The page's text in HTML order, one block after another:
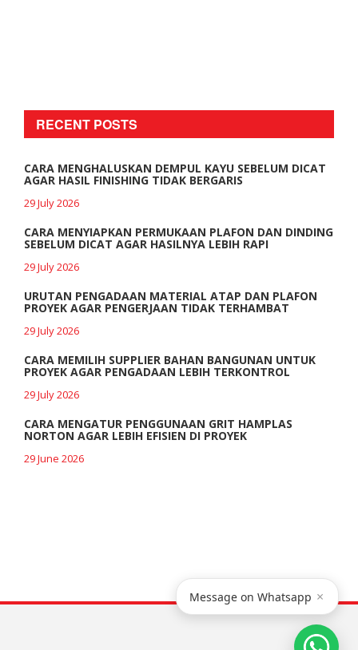
RECENT POSTS
CARA MENGHALUSKAN DEMPUL KAYU SEBELUM DICAT
AGAR HASIL FINISHING TIDAK BERGARIS
29 July 2026
CARA MENYIAPKAN PERMUKAAN PLAFON DAN DINDING
SEBELUM DICAT AGAR HASILNYA LEBIH RAPI
29 July 2026
URUTAN PENGADAAN MATERIAL ATAP DAN PLAFON
PROYEK AGAR PENGERJAAN TIDAK TERHAMBAT
29 July 2026
CARA MEMILIH SUPPLIER BAHAN BANGUNAN UNTUK
PROYEK AGAR PENGADAAN LEBIH TERKONTROL
29 July 2026
CARA MENGATUR PENGGUNAAN GRIT HAMPLAS
NORTON AGAR LEBIH EFISIEN DI PROYEK
29 June 2026
Message on Whatsapp ×